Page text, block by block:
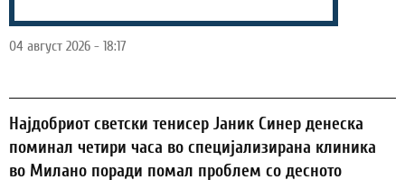
04 август 2026 - 18:17
Најдобриот светски тенисер Јаник Синер денеска
поминал четири часа во специјализирана клиника
во Милано поради помал проблем со десното